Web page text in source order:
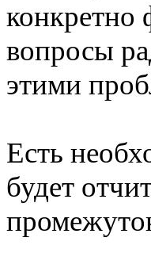
конкретно
вопросы
этими
Есть
будет